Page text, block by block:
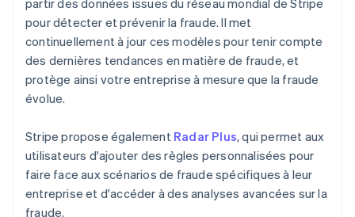
partir des données issues du réseau mondial de Stripe
pour détecter et prévenir la fraude. Il met
continuellement à jour ces modèles pour tenir compte
des dernières tendances en matière de fraude, et
protège ainsi votre entreprise à mesure que la fraude
évolue.
Stripe propose également Radar Plus, qui permet aux
utilisateurs d'ajouter des règles personnalisées pour
faire face aux scénarios de fraude spécifiques à leur
entreprise et d'accéder à des analyses avancées sur la
fraude.